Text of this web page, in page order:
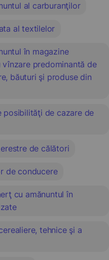
al carburanţilor
al textilelor
în magazine
vînzare predominantă de
băuturi şi produse din
posibilităţi de cazare de
de călători
de conducere
cu amănuntul în
tehnice şi a